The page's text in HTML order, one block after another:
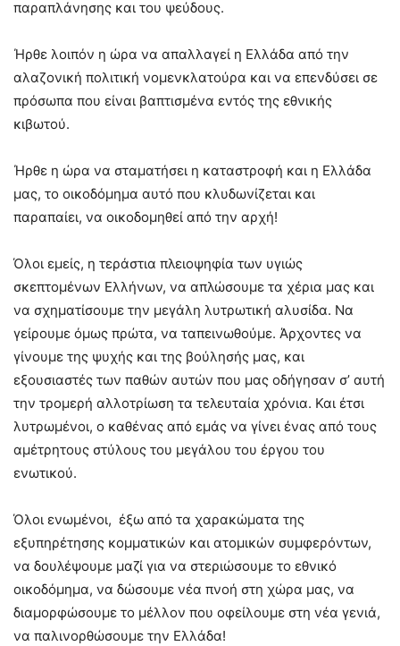
παραπλάνησης και του ψεύδους.
Ήρθε λοιπόν η ώρα να απαλλαγεί η Ελλάδα από την
αλαζονική πολιτική νομενκλατούρα και να επενδύσει σε
πρόσωπα που είναι βαπτισμένα εντός της εθνικής
κιβωτού.
Ήρθε η ώρα να σταματήσει η καταστροφή και η Ελλάδα
μας, το οικοδόμημα αυτό που κλυδωνίζεται και
παραπαίει, να οικοδομηθεί από την αρχή!
Όλοι εμείς, η τεράστια πλειοψηφία των υγιώς
σκεπτομένων Ελλήνων, να απλώσουμε τα χέρια μας και
να σχηματίσουμε την μεγάλη λυτρωτική αλυσίδα. Να
γείρουμε όμως πρώτα, να ταπεινωθούμε. Άρχοντες να
γίνουμε της ψυχής και της βούλησής μας, και
εξουσιαστές των παθών αυτών που μας οδήγησαν σ’ αυτή
την τρομερή αλλοτρίωση τα τελευταία χρόνια. Και έτσι
λυτρωμένοι, ο καθένας από εμάς να γίνει ένας από τους
αμέτρητους στύλους του μεγάλου του έργου του
ενωτικού.
Όλοι ενωμένοι, έξω από τα χαρακώματα της
εξυπηρέτησης κομματικών και ατομικών συμφερόντων,
να δουλέψουμε μαζί για να στεριώσουμε το εθνικό
οικοδόμημα, να δώσουμε νέα πνοή στη χώρα μας, να
διαμορφώσουμε το μέλλον που οφείλουμε στη νέα γενιά,
να παλινορθώσουμε την Ελλάδα!